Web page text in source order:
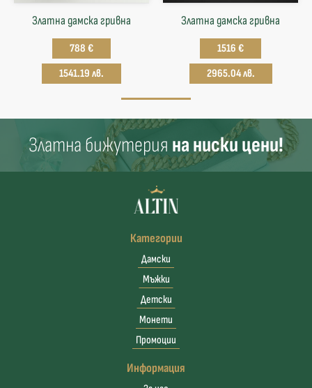
Златна дамска гривна
788 €
1541.19 лв.
Златна дамска гривна
1516 €
2965.04 лв.
Златна бижутерия на ниски цени!
Категории
Дамски
Мъжки
Детски
Монети
Промоции
Информация